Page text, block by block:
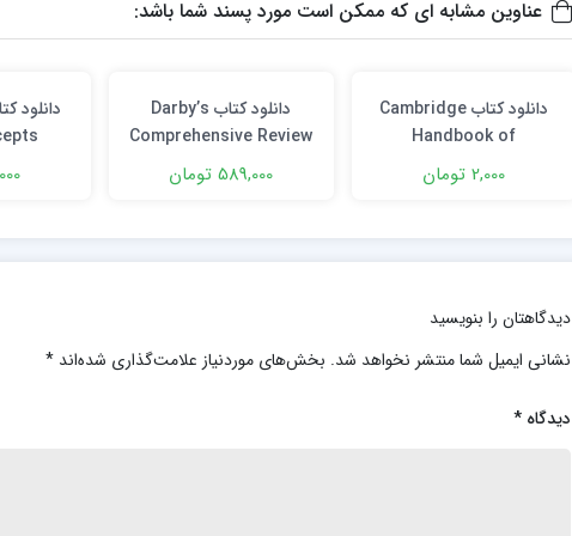
عناوین مشابه ای که ممکن است مورد پسند شما باشد:
دانلود کتاب Cambridge
Handbook of
Anesthesiology 1st
Edition
2,000 تومان
دانلود کتاب Darby’s
Comprehensive Review
of Dental Hygiene 9th
Edition
589,000 تومان
دیدگاهتان را بنویسید
نشانی ایمیل شما منتشر نخواهد شد. بخش‌های موردنیاز علامت‌گذاری شده‌اند*
دیدگاه*